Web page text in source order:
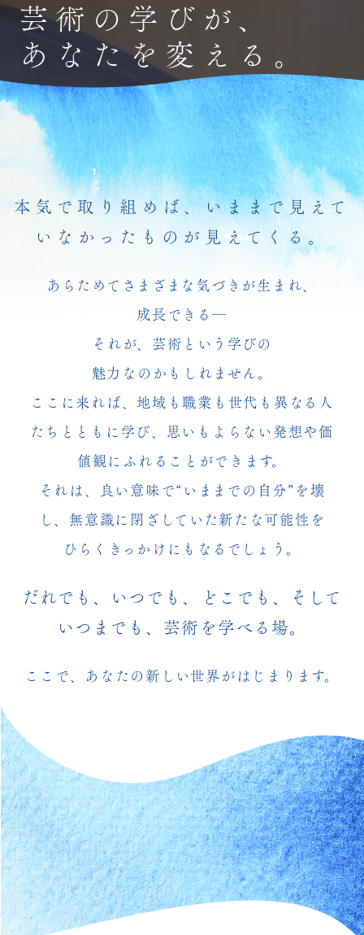
芸術の学びが、
あなたを変える。
本気で取り組めば、いままで見えて
いなかったものが見えてくる。
あらためてさまざまな気づきが生まれ、
成長できる―
それが、芸術という学びの
魅力なのかもしれません。
ここに来れば、地域も職業も世代も異なる人
たちとともに学び、 思いもよらない発想や価
値観にふれることができます。
それは、良い意味で“いままでの自分”を壊
し、 無意識に閉ざしていた新たな可能性を
ひらくきっかけにもなるでしょう。
だれでも、いつでも、どこでも、そして
いつまでも、芸術を学べる場。
ここで、あなたの新しい世界がはじまります。